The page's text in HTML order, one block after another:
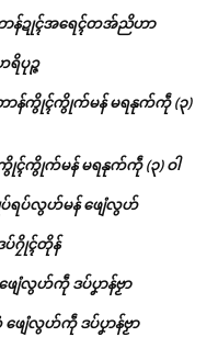
န်ဍုၚ်အရေၚ်တအ်ညိဟာ
ပုဉ္ဇ
ာန်ကွိုၚ်ကွိုက်မန် မရနုက်ကဵု (၃)
ၚ်ကွိုက်မန် မရနုက်ကဵု (၃) ဝါ
ရပ်လွဟ်မန် ဖျေံလွဟ်
ပ်ဂၠိုၚ်တိုန်
ေံလွဟ်ကဵု ဒပ်ပၞာန်ဗၟာ
ျေံလွဟ်ကဵု ဒပ်ပၞာန်ဗၟာ